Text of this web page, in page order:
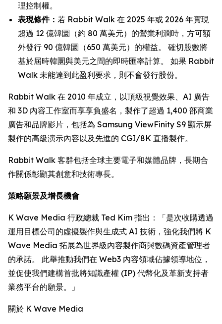
理控制權。
表現條件： 若 Rabbit Walk 在 2025 年或 2026 年實現
超過 12 億韓圜（約 80 萬美元）的營業利潤時，方可額
外發行 90 億韓圜（650 萬美元）的權益。 確切股數將
基於屆時韓圜與美元之間的即時匯率計算。 如果 Rabbit
Walk 未能達到此盈利要求，則不會發行股份。
Rabbit Walk 在 2010 年成立，以頂級視覺效果、AI 廣告
和 3D 內容工作室而享享負盛名，製作了超過 1,400 部商業
廣告和品牌影片，包括為 Samsung ViewFinity S9 顯示屏
製作的高級演示內容以及先進的 CGI/8K 直播製作。
Rabbit Walk 客群包括全球主要電子和媒體品牌，長期合
作關係彰顯其創意和技術專長。
策略願景及增長機會
K Wave Media 行政總裁 Ted Kim 指出：「是次收購透過
運用目標公司的虛擬製作與生成式 AI 技術，強化我們將 K
Wave Media 拓展為世界級內容製作商與數碼資產管理者
的承諾。 此舉推動我們在 Web3 內容領域佔據領導地位，
並促使我們建構首批將知識產權 (IP) 代幣化及革新支持者
業務平台的願景。」
關於 K Wave Media